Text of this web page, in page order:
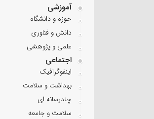
آموزشی
حوزه و دانشگاه
دانش و فناوری
علمی و پژوهشی
اجتماعی
اینفوگرافیک
بهداشت و سلامت
چندرسانه ای
سلامت و جامعه